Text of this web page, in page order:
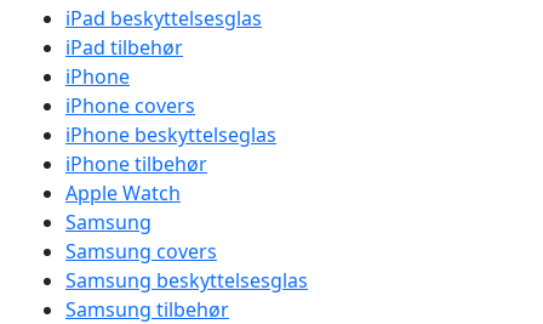
iPad beskyttelsesglas
iPad tilbehør
iPhone
iPhone covers
iPhone beskyttelseglas
iPhone tilbehør
Apple Watch
Samsung
Samsung covers
Samsung beskyttelsesglas
Samsung tilbehør